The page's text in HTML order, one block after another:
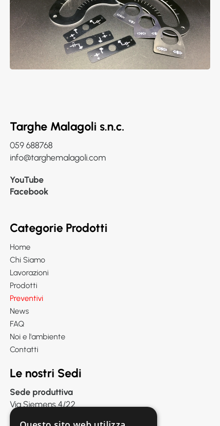
Targhe Malagoli s.n.c.
059 688768
info@targhemalagoli.com
YouTube
Facebook
Categorie Prodotti
Home
Chi Siamo
Lavorazioni
Prodotti
Preventivi
News
FAQ
Noi e l'ambiente
Contatti
Le nostri Sedi
Sede produttiva
Via Siemens 4/22
41012 Carpi (MO)